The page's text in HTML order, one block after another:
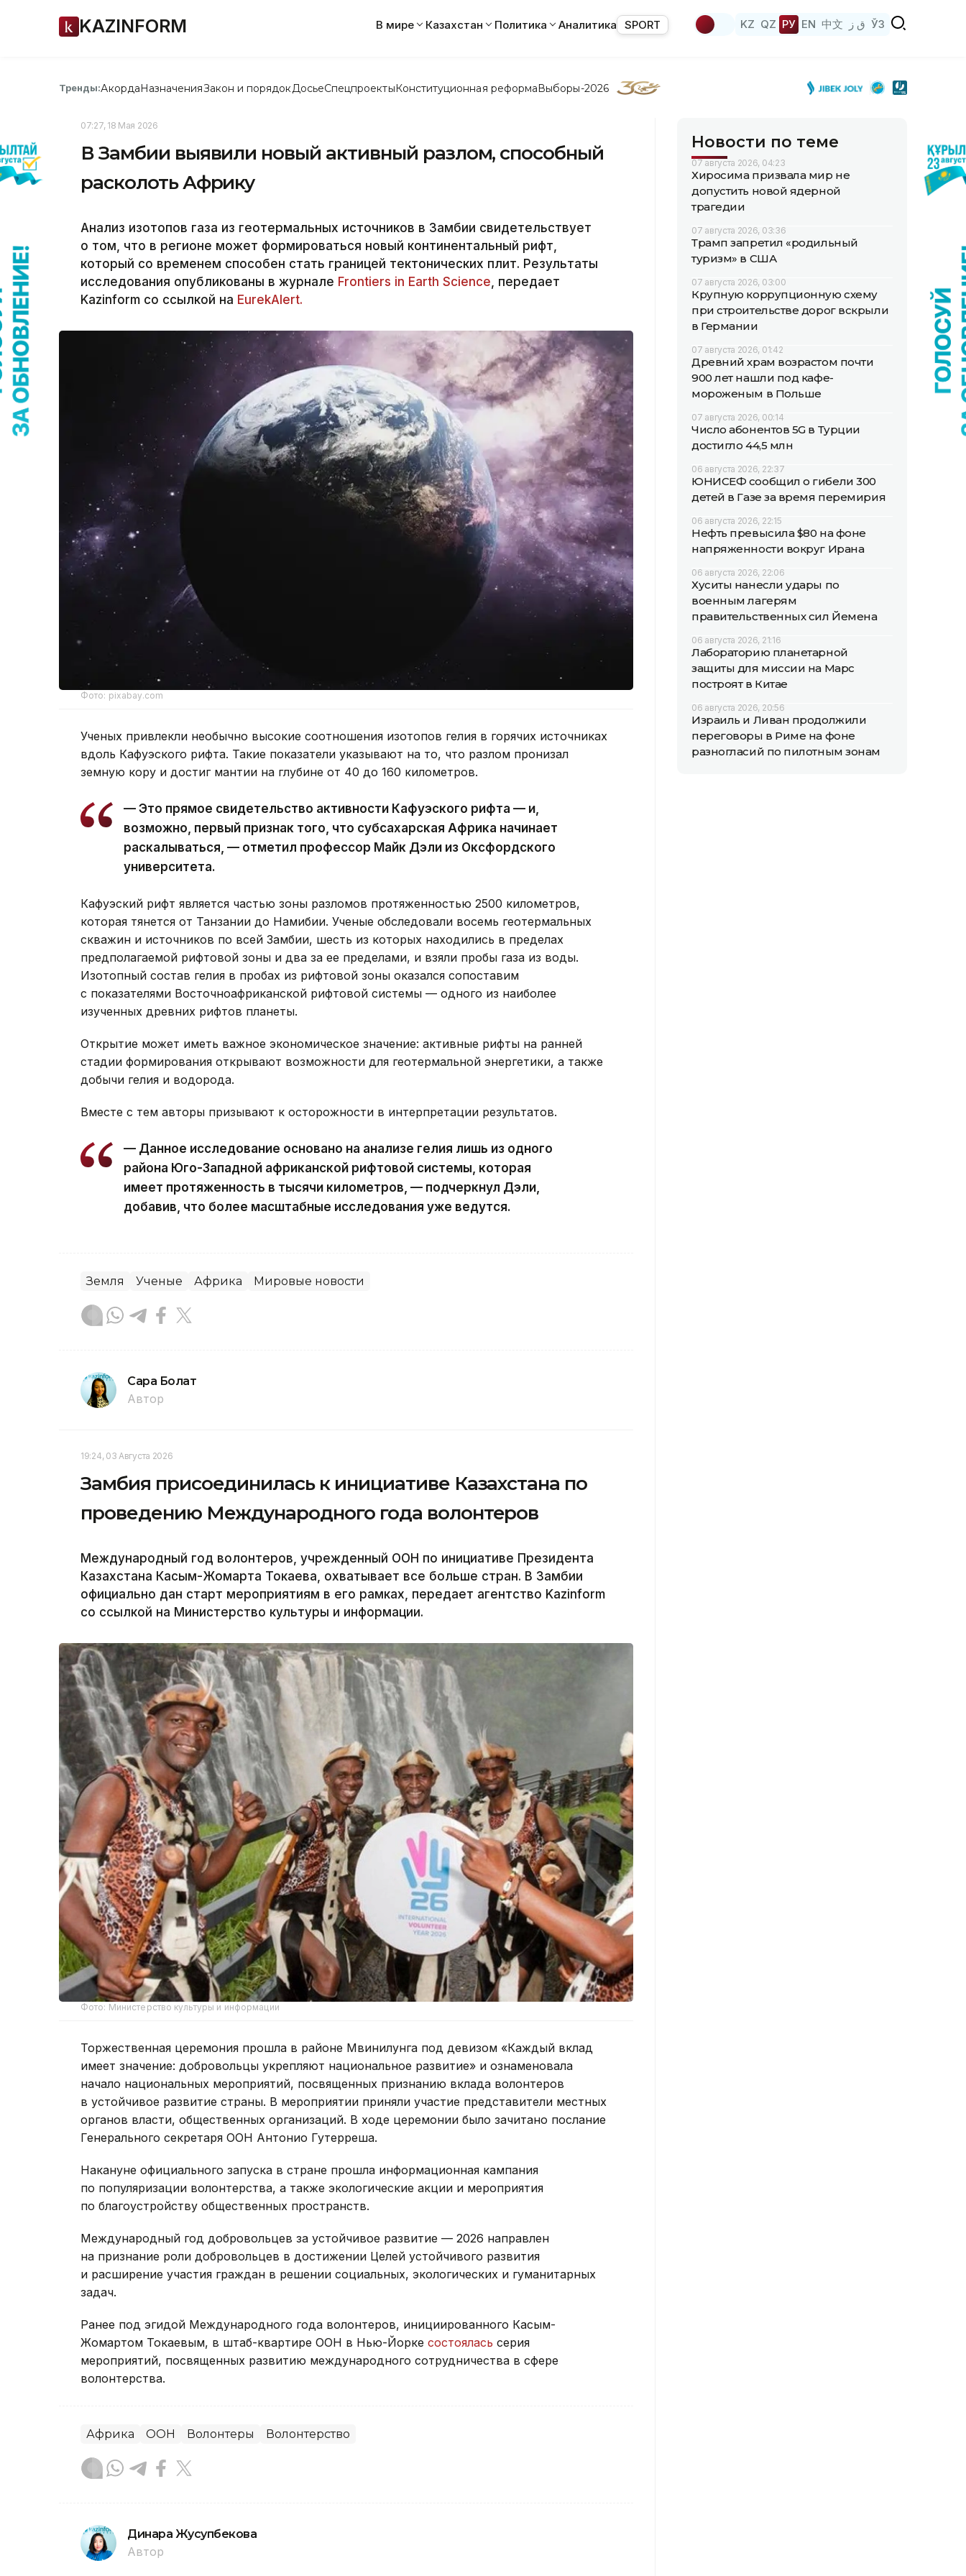
KAZINFORM В мире Казахстан Политика Аналитика SPORT KZ QZ РУ EN 中文 ق ز ЎЗ
Тренды:АкордаНазначенияЗакон и порядок ДосьеСпецпроектыКонституционная реформаВыборы-2026
07:27, 18 Мая 2026
В Замбии выявили новый активный разлом, способный
расколоть Африку
Анализ изотопов газа из геотермальных источников в Замбии свидетельствует
о том, что в регионе может формироваться новый континентальный рифт,
который со временем способен стать границей тектонических плит. Результаты
исследования опубликованы в журнале Frontiers in Earth Science, передает
Kazinform со ссылкой на EurekAlert.
Фото: pixabay.com
Ученых привлекли необычно высокие соотношения изотопов гелия в горячих источниках
вдоль Кафуэского рифта. Такие показатели указывают на то, что разлом пронизал
земную кору и достиг мантии на глубине от 40 до 160 километров.
— Это прямое свидетельство активности Кафуэского рифта — и,
возможно, первый признак того, что субсахарская Африка начинает
раскалываться, — отметил профессор Майк Дэли из Оксфордского
университета.
Кафуэский рифт является частью зоны разломов протяженностью 2500 километров,
которая тянется от Танзании до Намибии. Ученые обследовали восемь геотермальных
скважин и источников по всей Замбии, шесть из которых находились в пределах
предполагаемой рифтовой зоны и два за ее пределами, и взяли пробы газа из воды.
Изотопный состав гелия в пробах из рифтовой зоны оказался сопоставим
с показателями Восточноафриканской рифтовой системы — одного из наиболее
изученных древних рифтов планеты.
Открытие может иметь важное экономическое значение: активные рифты на ранней
стадии формирования открывают возможности для геотермальной энергетики, а также
добычи гелия и водорода.
Вместе с тем авторы призывают к осторожности в интерпретации результатов.
— Данное исследование основано на анализе гелия лишь из одного
района Юго-Западной африканской рифтовой системы, которая
имеет протяженность в тысячи километров, — подчеркнул Дэли,
добавив, что более масштабные исследования уже ведутся.
Земля Ученые Африка Мировые новости
Сара Болат
Автор
19:24, 03 Августа 2026
Замбия присоединилась к инициативе Казахстана по
проведению Международного года волонтеров
Международный год волонтеров, учрежденный ООН по инициативе Президента
Казахстана Касым-Жомарта Токаева, охватывает все больше стран. В Замбии
официально дан старт мероприятиям в его рамках, передает агентство Kazinform
со ссылкой на Министерство культуры и информации.
Фото: Министерство культуры и информации
Торжественная церемония прошла в районе Мвинилунга под девизом «Каждый вклад
имеет значение: добровольцы укрепляют национальное развитие» и ознаменовала
начало национальных мероприятий, посвященных признанию вклада волонтеров
в устойчивое развитие страны. В мероприятии приняли участие представители местных
органов власти, общественных организаций. В ходе церемонии было зачитано послание
Генерального секретаря ООН Антонио Гутерреша.
Накануне официального запуска в стране прошла информационная кампания
по популяризации волонтерства, а также экологические акции и мероприятия
по благоустройству общественных пространств.
Международный год добровольцев за устойчивое развитие — 2026 направлен
на признание роли добровольцев в достижении Целей устойчивого развития
и расширение участия граждан в решении социальных, экологических и гуманитарных
задач.
Ранее под эгидой Международного года волонтеров, инициированного Касым-
Жомартом Токаевым, в штаб-квартире ООН в Нью-Йорке состоялась серия
мероприятий, посвященных развитию международного сотрудничества в сфере
волонтерства.
Африка ООН Волонтеры Волонтерство
Динара Жусупбекова
Автор
Новости по теме
07 августа 2026, 04:23
Хиросима призвала мир не
допустить новой ядерной
трагедии
07 августа 2026, 03:36
Трамп запретил «родильный
туризм» в США
07 августа 2026, 03:00
Крупную коррупционную схему
при строительстве дорог вскрыли
в Германии
07 августа 2026, 01:42
Древний храм возрастом почти
900 лет нашли под кафе-
мороженым в Польше
07 августа 2026, 00:14
Число абонентов 5G в Турции
достигло 44,5 млн
06 августа 2026, 22:37
ЮНИСЕФ сообщил о гибели 300
детей в Газе за время перемирия
06 августа 2026, 22:15
Нефть превысила $80 на фоне
напряженности вокруг Ирана
06 августа 2026, 22:06
Хуситы нанесли удары по
военным лагерям
правительственных сил Йемена
06 августа 2026, 21:16
Лабораторию планетарной
защиты для миссии на Марс
построят в Китае
06 августа 2026, 20:56
Израиль и Ливан продолжили
переговоры в Риме на фоне
разногласий по пилотным зонам